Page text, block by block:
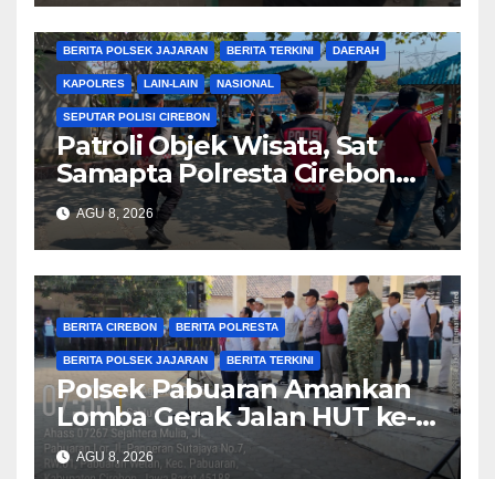
BERITA POLSEK JAJARAN BERITA TERKINI DAERAH
KAPOLRES LAIN-LAIN NASIONAL
SEPUTAR POLISI CIREBON
Patroli Objek Wisata, Sat
Samapta Polresta Cirebon
Imbau Pengunjung Jaga
Keamanan dan Keselamatan
AGU 8, 2026
BERITA CIREBON BERITA POLRESTA
BERITA POLSEK JAJARAN BERITA TERKINI
Polsek Pabuaran Amankan
Lomba Gerak Jalan HUT ke-
81 RI, Pastikan Kegiatan
Berjalan Kondusif
AGU 8, 2026